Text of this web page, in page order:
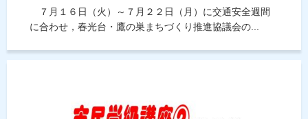
７月１６日（火）～７月２２日（月）に交通安全週間
に合わせ，春光台・鷹の巣まちづくり推進協議会の...